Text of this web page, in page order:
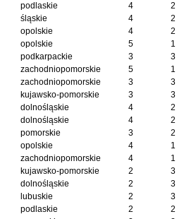
podlaskie 4
2
śląskie 4
2
opolskie 4
2
opolskie 5
1
podkarpackie 3
3
zachodniopomorskie 5
1
zachodniopomorskie 3
3
kujawsko-pomorskie 3
3
dolnośląskie 4
2
dolnośląskie 4
2
pomorskie 3
2
opolskie 4
1
zachodniopomorskie 4
1
kujawsko-pomorskie 2
3
dolnośląskie 2
3
lubuskie 2
3
podlaskie 2
2